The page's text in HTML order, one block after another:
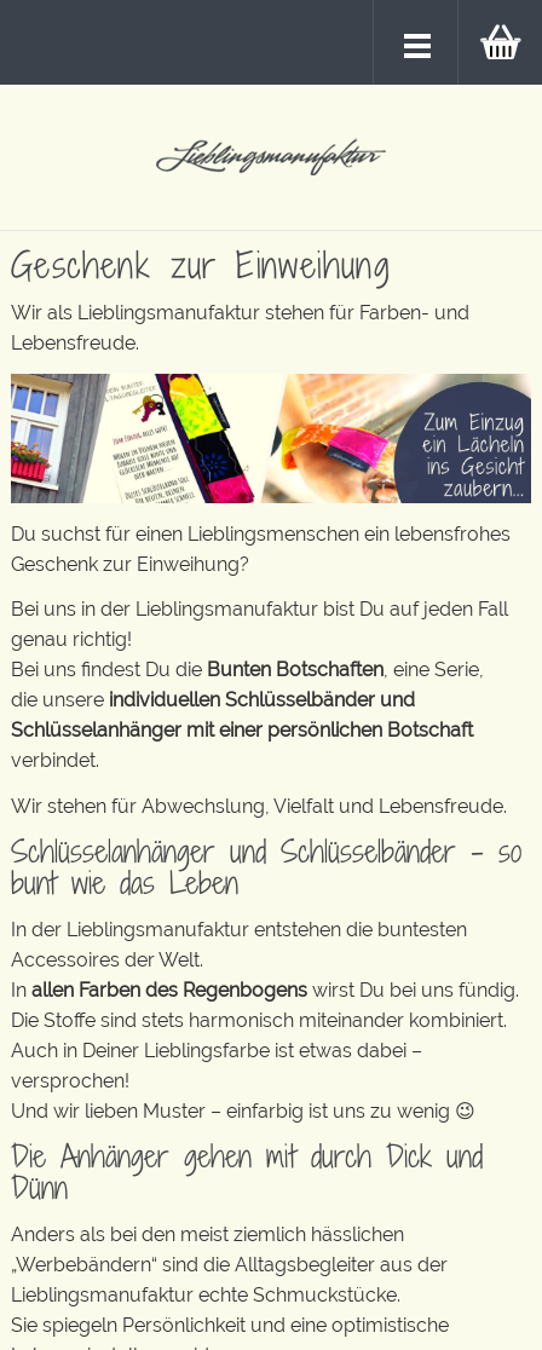
Geschenk zur Einweihung
Wir als Lieblingsmanufaktur stehen für Farben- und
Lebensfreude.
Du suchst für einen Lieblingsmenschen ein lebensfrohes
Geschenk zur Einweihung?
Bei uns in der Lieblingsmanufaktur bist Du auf jeden Fall
genau richtig!
Bei uns findest Du die Bunten Botschaften, eine Serie,
die unsere individuellen Schlüsselbänder und
Schlüsselanhänger mit einer persönlichen Botschaft
verbindet.
Wir stehen für Abwechslung, Vielfalt und Lebensfreude.
Schlüsselanhänger und Schlüsselbänder – so
bunt wie das Leben
In der Lieblingsmanufaktur entstehen die buntesten
Accessoires der Welt.
In allen Farben des Regenbogens wirst Du bei uns fündig.
Die Stoffe sind stets harmonisch miteinander kombiniert.
Auch in Deiner Lieblingsfarbe ist etwas dabei –
versprochen!
Und wir lieben Muster – einfarbig ist uns zu wenig 😉
Die Anhänger gehen mit durch Dick und
Dünn
Anders als bei den meist ziemlich hässlichen
„Werbebändern“ sind die Alltagsbegleiter aus der
Lieblingsmanufaktur echte Schmuckstücke.
Sie spiegeln Persönlichkeit und eine optimistische